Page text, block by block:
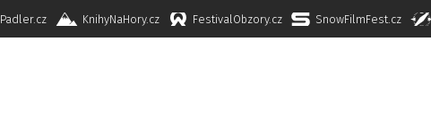
Padler.cz KnihyNaHory.cz FestivalObzory.cz SnowFilmFest.cz